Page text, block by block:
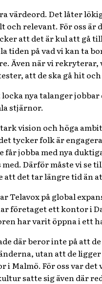
värdeord. Det låter
och relevant. För oss är
att det är kul att gå
tiden på vad vi kan ta
Även när vi rekryterar,
att de ska gå hit
nya talanger
stjärnor.
vision och höga
tycker folk är
får jobba med nya
med. Därför måste vi se
att det tar längre tid än
Telavox på global
företaget ett kontor i
har varit öppna i ett
där beror inte på att
utan att de
i Malmö. För oss var
satte sig även där